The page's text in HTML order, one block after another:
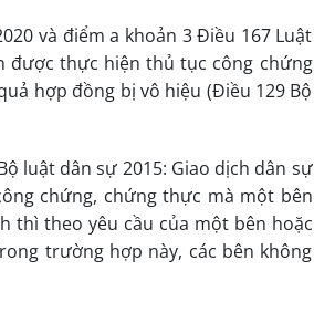
và điểm a khoản 3 Điều 167 Luật
được thực hiện thủ tục công chứng
hợp đồng bị vô hiệu (Điều 129 Bộ
luật dân sự 2015: Giao dịch dân sự
chứng, chứng thực mà một bên
thì theo yêu cầu của một bên hoặc
trường hợp này, các bên không